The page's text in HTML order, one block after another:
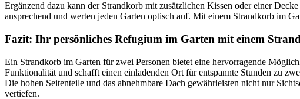
Ergänzend dazu kann der Strandkorb mit zusätzlichen Kissen oder einer Decke
ansprechend und werten jeden Garten optisch auf. Mit einem Strandkorb im
Fazit: Ihr persönliches Refugium im Garten mit einem
Ein Strandkorb im Garten für zwei Personen bietet eine hervorragende
Funktionalität und schafft einen einladenden Ort für entspannte Stunden zu
Die hohen Seitenteile und das abnehmbare Dach gewährleisten nicht nur
vertiefen.